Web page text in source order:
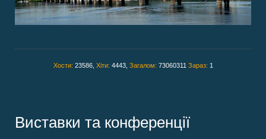
Хости: 23586, Хіти: 4443, Загалом: 73060311 Зараз: 1
Виставки та конференції